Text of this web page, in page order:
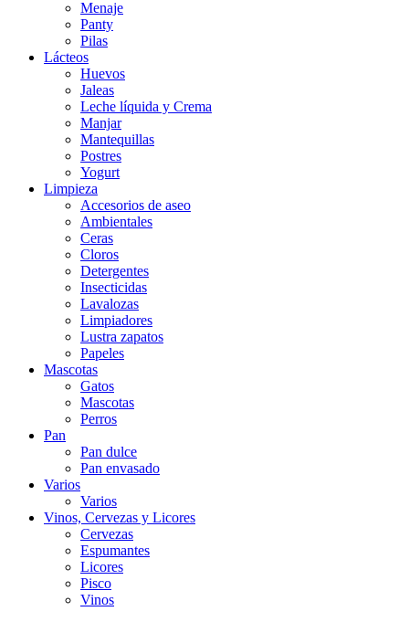
Menaje
Panty
Pilas
Lácteos
Huevos
Jaleas
Leche líquida y Crema
Manjar
Mantequillas
Postres
Yogurt
Limpieza
Accesorios de aseo
Ambientales
Ceras
Cloros
Detergentes
Insecticidas
Lavalozas
Limpiadores
Lustra zapatos
Papeles
Mascotas
Gatos
Mascotas
Perros
Pan
Pan dulce
Pan envasado
Varios
Varios
Vinos, Cervezas y Licores
Cervezas
Espumantes
Licores
Pisco
Vinos